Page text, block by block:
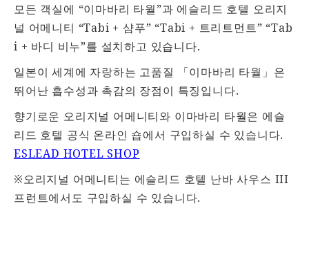
모든 객실에 “이마바리 타월”과 에슬리드 호텔 오리지
널 어메니티 “Tabi + 샴푸” “Tabi + 트리트먼트” “Tab
i + 바디 비누”를 설치하고 있습니다.
일본이 세계에 자랑하는 고품질 「이마바리 타월」은
뛰어난 흡수성과 촉감의 장점이 특징입니다.
향기로운 오리지널 어메니티와 이마바리 타월은 에슬
리드 호텔 공식 온라인 숍에서 구입하실 수 있습니다.
ESLEAD HOTEL SHOP
※오리지널 어메니티는 에슬리드 호텔 난바 사우스 III
프런트에서도 구입하실 수 있습니다.